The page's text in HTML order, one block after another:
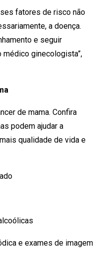
fatores de risco não
a doença.
e seguir
ginecologista”,
de mama. Confira
podem ajudar a
qualidade de vida e
e exames de imagem